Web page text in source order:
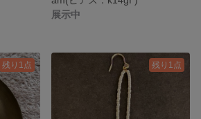
展示中
残り1点 残り1点